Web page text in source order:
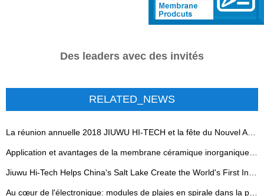
Des leaders avec des invités
RELATED_NEWS